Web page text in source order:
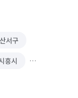
서구
흥시